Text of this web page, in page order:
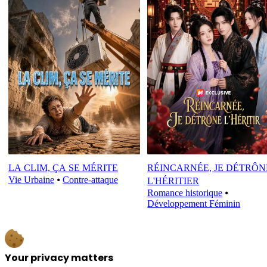
LA CLIM, ÇA SE MÉRITE
Vie Urbaine ⦁ Contre-attaque
RÉINCARNÉE, JE
L'HÉRITIER
Romance historique ⦁
Développement Féminin
Your privacy matters